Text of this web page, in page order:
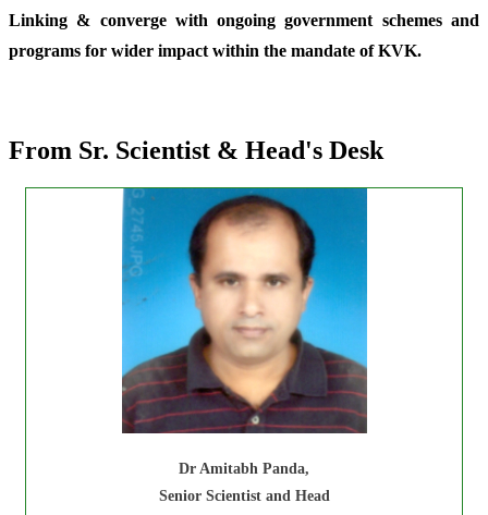
Linking & converge with ongoing government schemes and
programs for wider impact within the mandate of KVK.
From Sr. Scientist & Head's Desk
Dr Amitabh Panda,
Senior Scientist and Head